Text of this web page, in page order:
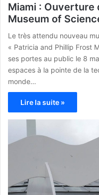
Miami : Ouverture
Museum of
Le très attendu nouveau
« Patricia and Phillip Frost
ses portes au public le 8
espaces à la pointe de la
monde…
Lire la suite »